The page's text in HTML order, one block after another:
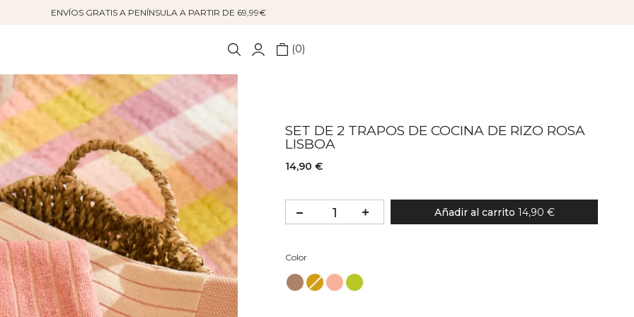
ENVÍOS GRATIS A PENÍNSULA A PARTIR DE 69,99€
0
SET DE 2 TRAPOS DE COCINA DE RIZO ROSA
LISBOA
14,90 €
ColorColor
Añadir al carrito 14,90 €